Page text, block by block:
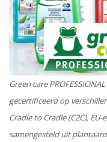
Green care
gecertificeerd op
Cradle to Cradle (C2C),
samengesteld uit